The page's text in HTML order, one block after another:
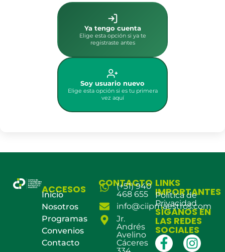
Ya tengo cuenta
Elige esta opción si ya te
registraste antes
Soy usuario nuevo
Elige esta opción si es tu primera
vez aquí
ACCESOS
Inicio
Nosotros
Programas
Convenios
Contacto
CONTACTO
(+51) 940
468 655
info@ciipmaestros.com
Jr.
Andrés
Avelino
Cáceres
LINKS
IMPORTANTES
Política de
Privacidad
SÍGANOS EN
LAS REDES
SOCIALES